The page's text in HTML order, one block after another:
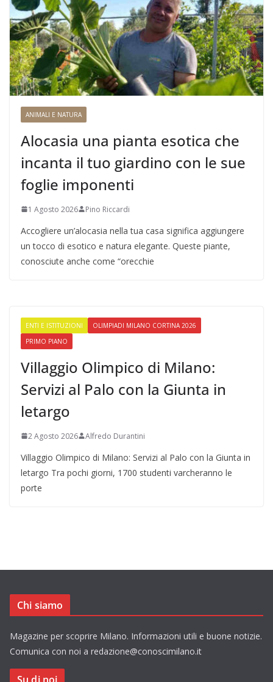
ANIMALI E NATURA
Alocasia una pianta esotica che
incanta il tuo giardino con le sue
foglie imponenti
1 Agosto 2026 Pino Riccardi
Accogliere un’alocasia nella tua casa significa aggiungere
un tocco di esotico e natura elegante. Queste piante,
conosciute anche come “orecchie
ENTI E ISTITUZIONI
OLIMPIADI MILANO CORTINA 2026
PRIMO PIANO
Villaggio Olimpico di Milano:
Servizi al Palo con la Giunta in
letargo
2 Agosto 2026 Alfredo Durantini
Villaggio Olimpico di Milano: Servizi al Palo con la Giunta in
letargo Tra pochi giorni, 1700 studenti varcheranno le
porte
Chi siamo
Magazine per scoprire Milano. Informazioni utili e buone notizie.
Comunica con noi a redazione@conoscimilano.it